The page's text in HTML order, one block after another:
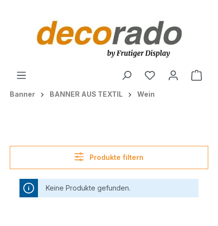
Banner BANNER AUS TEXTIL Wein
Produkte filtern
Keine Produkte gefunden.